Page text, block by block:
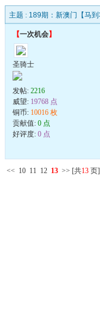
主题 : 189期：新澳门【马
【一次机会】
圣骑士
发帖: 2216
威望: 19768 点
铜币: 10016 枚
贡献值: 0 点
好评度: 0 点
<< 10 11 12 13 >> [共13